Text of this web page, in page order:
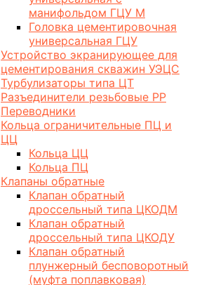
манифольдом ГЦУ М
Головка цементировочная
универсальная ГЦУ
Устройство экранирующее для
цементирования скважин УЭЦС
Турбулизаторы типа ЦТ
Разъединители резьбовые РР
Переводники
Кольца ограничительные ПЦ и
ЦЦ
Кольца ЦЦ
Кольца ПЦ
Клапаны обратные
Клапан обратный
дроссельный типа ЦКОДМ
Клапан обратный
дроссельный типа ЦКОДУ
Клапан обратный
плунжерный бесповоротный
(муфта поплавковая)